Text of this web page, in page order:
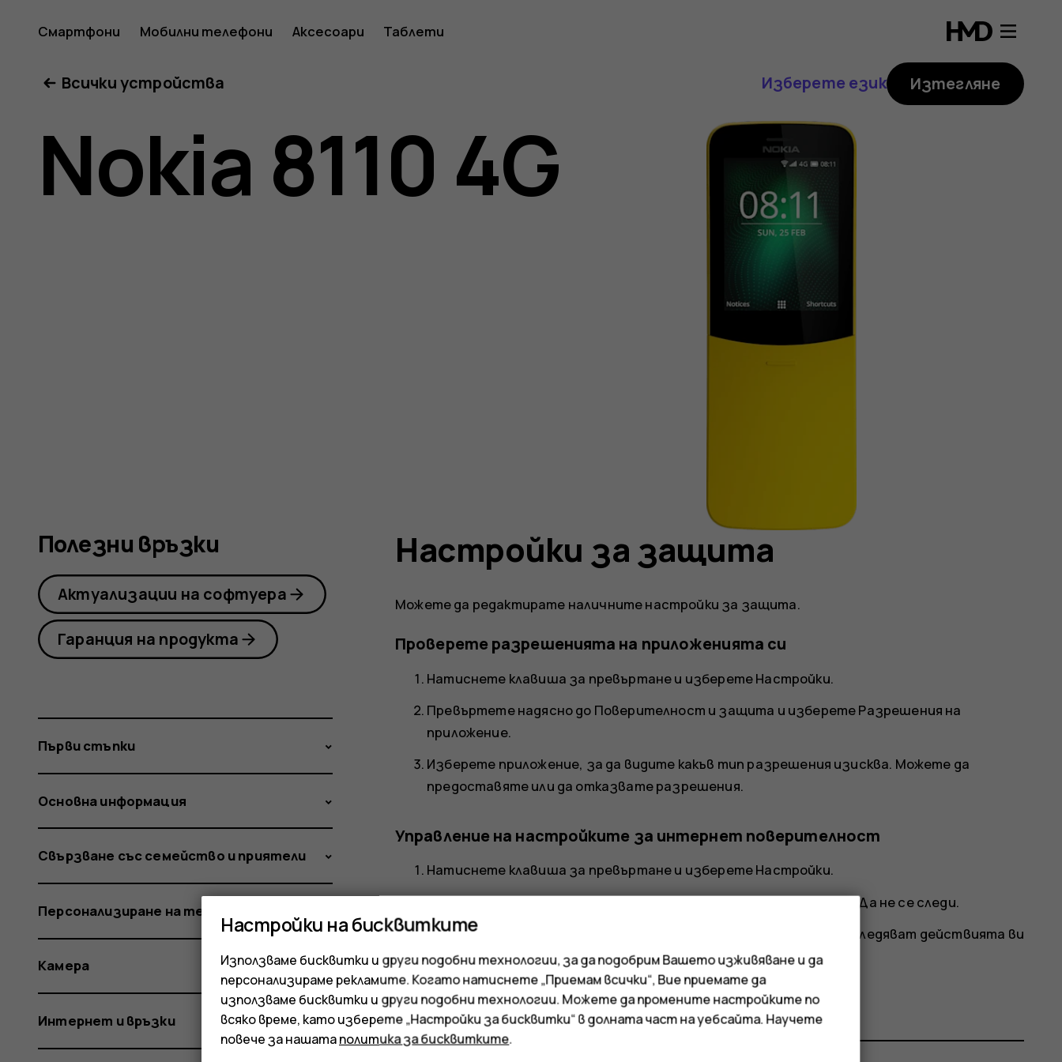
Ръководство
на
потребителя
4G
Смартфони Мобилни телефони Аксесоари Таблети
Всички устройства Изберете език Изтегляне
Nokia 8110 4G
Настройки за защита
Можете да редактирате наличните настройки за защита.
Проверете разрешенията на приложенията си
Натиснете клавиша за превъртане и изберетеНастройки.
Превъртете надясно до Поверителност и защита и изберетеРазрешения на
приложение.
Изберете приложение, за да видите какъв тип разрешения изисква. Можете да
предоставяте или да отказвате разрешения.
Управление на настройките за интернет поверителност
Натиснете клавиша за превъртане и изберетеНастройки.
Превъртете надясно доПоверителност и защитаи изберетеДа не се следи.
Изберете дали искате да разрешите на уебсайтовете да проследяват действията ви
в интернет.
Полезни връзки
Актуализации на софтуера
Гаранция на продукта
Първи стъпки
Основна информация
Свързване със семейство и приятели
Персонализиране на телефона
Камера
Интернет и връзки
Настройки на бисквитките
Използваме бисквитки и други подобни технологии, за да подобрим Вашето изживяване и да
персонализираме рекламите. Когато натиснете „Приемам всички“, Вие приемате да
използваме бисквитки и други подобни технологии. Можете да промените настройките по
всяко време, като изберете „Настройки за бисквитки“ в долната част на уебсайта. Научете
повече за нашатаполитика за бисквитките.